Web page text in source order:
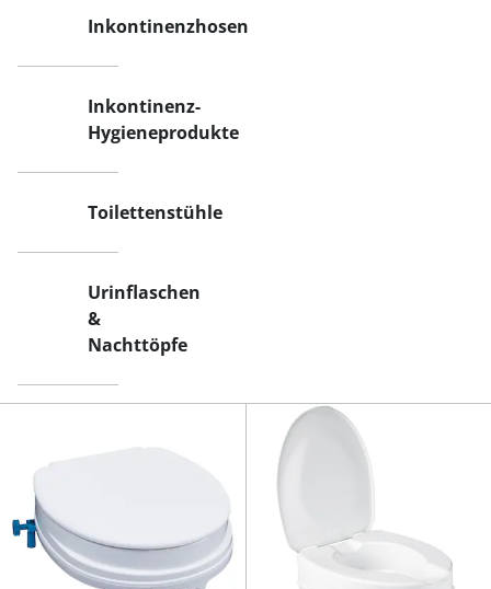
Inkontinenzhosen
Inkontinenz-
Hygieneprodukte
Toilettenstühle
Urinflaschen
&
Nachttöpfe